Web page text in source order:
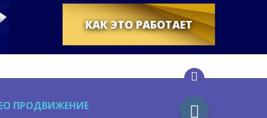
КАК ЭТО РАБОТАЕТ
ПРОДВИЖЕНИЕ